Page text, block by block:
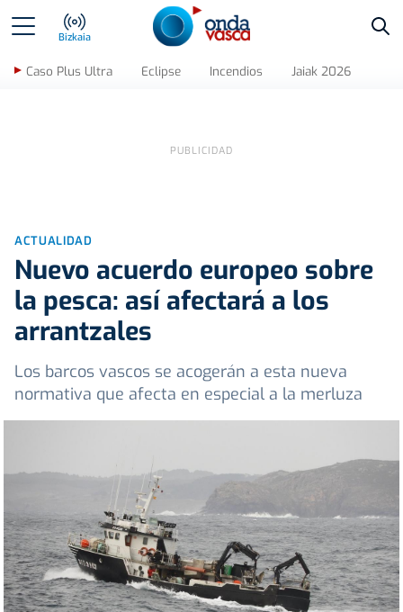
Bizkaia
Caso Plus Ultra Eclipse Incendios Jaiak 2026
ACTUALIDAD
Nuevo acuerdo europeo sobre
la pesca: así afectará a los
arrantzales
Los barcos vascos se acogerán a esta nueva
normativa que afecta en especial a la merluza